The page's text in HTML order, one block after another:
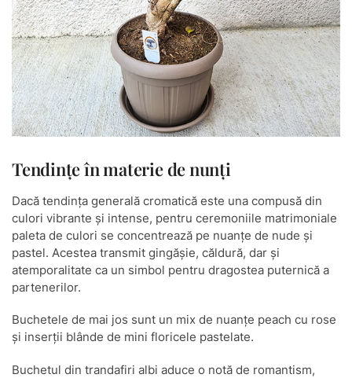
Tendințe în materie de nunți
Dacă tendința generală cromatică este una compusă din
culori vibrante și intense, pentru ceremoniile matrimoniale
paleta de culori se concentrează pe nuanțe de nude și
pastel. Acestea transmit gingășie, căldură, dar și
atemporalitate ca un simbol pentru dragostea puternică a
partenerilor.
Buchetele de mai jos sunt un mix de nuanțe peach cu rose
și inserții blânde de mini floricele pastelate.
Buchetul din trandafiri albi aduce o notă de romantism,